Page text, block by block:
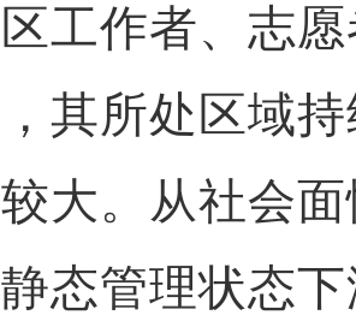
工作者、志
其所处区域
大。从社会
态管理状态